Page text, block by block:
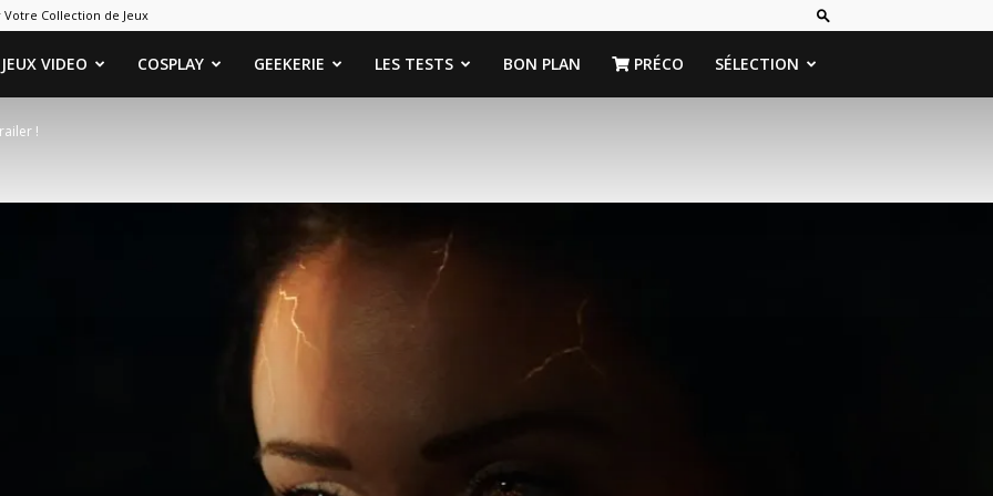
Votre Collection de Jeux
JEUX VIDEO COSPLAY GEEKERIE LES TESTS BON PLAN PRÉCO SÉLECTION
!